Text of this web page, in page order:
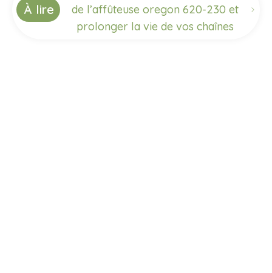
À lire
de l’affûteuse oregon 620-230 et
prolonger la vie de vos chaînes